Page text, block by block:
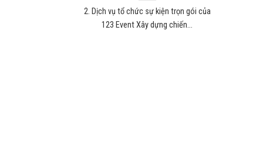
2. Dịch vụ tổ chức sự kiện trọn gói của
123 Event Xây dựng chiến...